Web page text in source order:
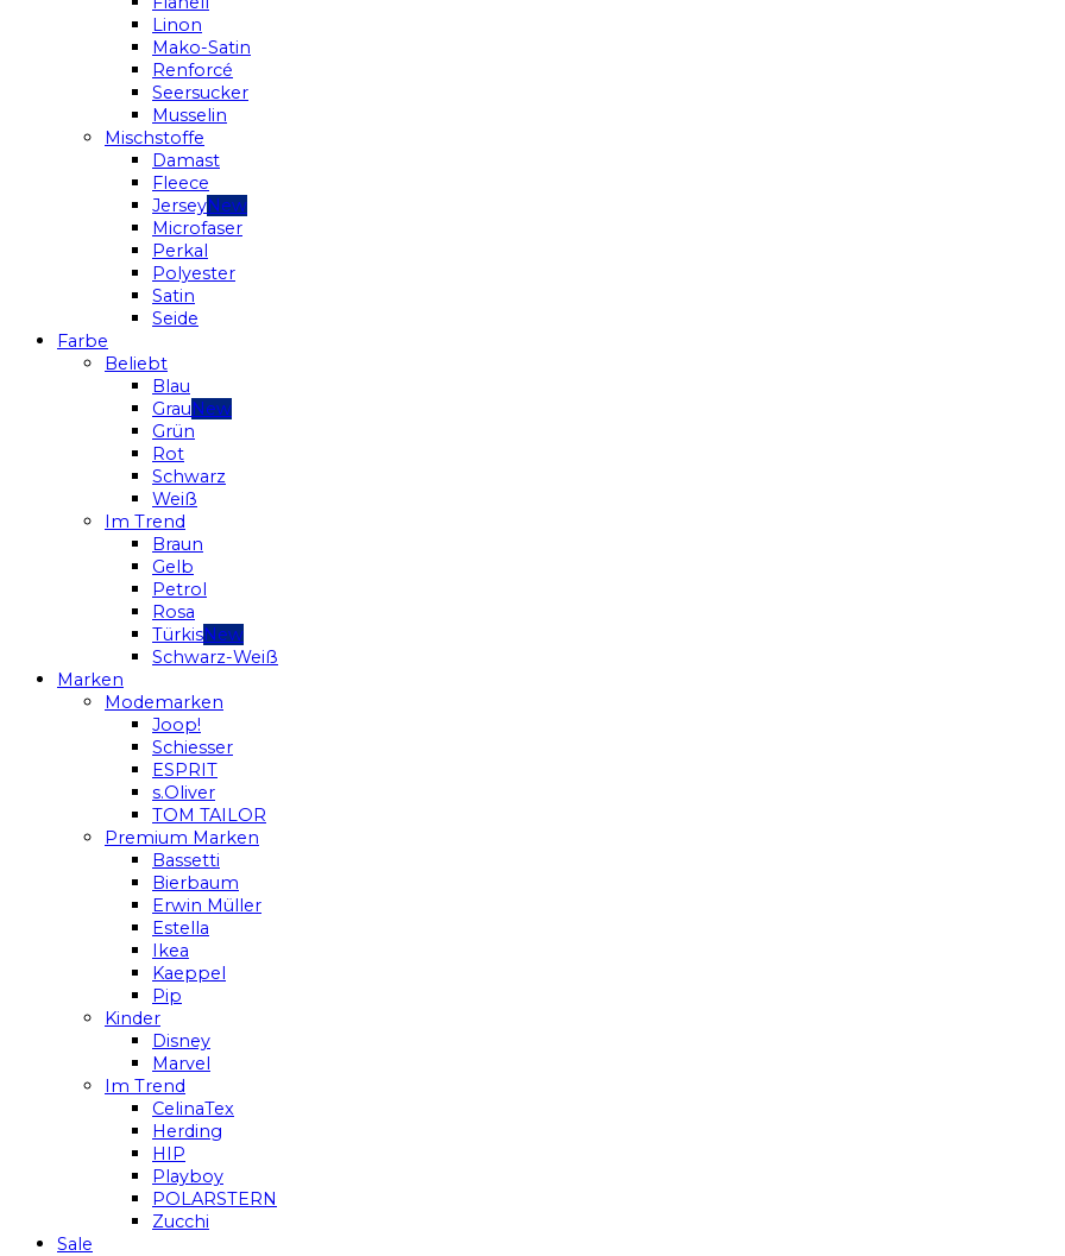
Linon
Mako-Satin
Renforcé
Seersucker
Musselin
Mischstoffe
Damast
Fleece
Jersey
Microfaser
Perkal
Polyester
Satin
Seide
Farbe
Beliebt
Blau
Grau
Grün
Rot
Schwarz
Weiß
Im Trend
Braun
Gelb
Petrol
Rosa
Türkis
Schwarz-Weiß
Marken
Modemarken
Joop!
Schiesser
ESPRIT
s.Oliver
TOM TAILOR
Premium Marken
Bassetti
Bierbaum
Erwin Müller
Estella
Ikea
Kaeppel
Pip
Kinder
Disney
Marvel
Im Trend
CelinaTex
Herding
HIP
Playboy
POLARSTERN
Zucchi
Sale